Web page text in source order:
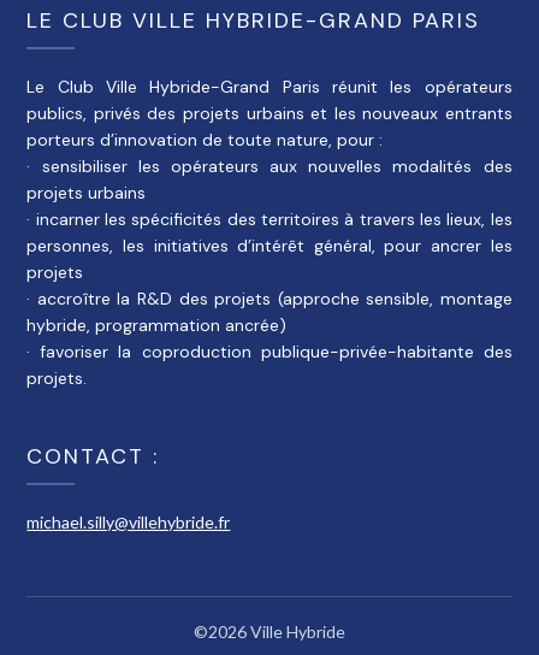
LE CLUB VILLE HYBRIDE-GRAND PARIS
Le Club Ville Hybride-Grand Paris réunit les opérateurs
publics, privés des projets urbains et les nouveaux entrants
porteurs d’innovation de toute nature, pour :
· sensibiliser les opérateurs aux nouvelles modalités des
projets urbains
· incarner les spécificités des territoires à travers les lieux, les
personnes, les initiatives d’intérêt général, pour ancrer les
projets
· accroître la R&D des projets (approche sensible, montage
hybride, programmation ancrée)
· favoriser la coproduction publique-privée-habitante des
projets.
CONTACT :
michael.silly@villehybride.fr
©2026 Ville Hybride